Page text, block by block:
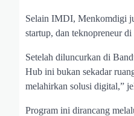
Selain IMDI, Menkomdigi
startup, dan teknopreneur di
Setelah diluncurkan di
Hub ini bukan sekadar
melahirkan solusi digital,”
Program ini dirancang